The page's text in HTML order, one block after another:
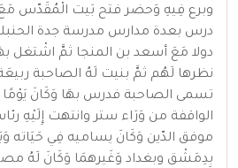
وبرع فِيهِ وَحضر فتح بَيت الْمُقَدّس
درس بعدة مدارس مدرسة جدة
دولا مَعَ أسعد بن المنجا ثمَّ اشْتغل
نظرها لَهُم ثمَّ بنيت لَهُ الصاحبة
تسمى الصاحبة فدرس بهَا وَكَانَ
الواقفة من وَرَاء ستر وانتهت إِلَيْهِ
موفق الدّين وَكَانَ يساميه فِي حَيَاته
بِدِمَشْق وبغداد وَغَيرهمَا وَكَانَ لَهُ